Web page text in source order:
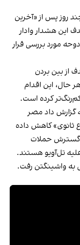
روز پس از«آخرین
این هشدار وادار
مورد بررسی قرار
از بین بردن
حال، این اقدام
کم‌رنگ‌تر کرده است.
گزارش داد مصر
ثانوی» کاهش داده
گسترش حملات
تل‌آویو هستند.
به واشینگتن رفت.